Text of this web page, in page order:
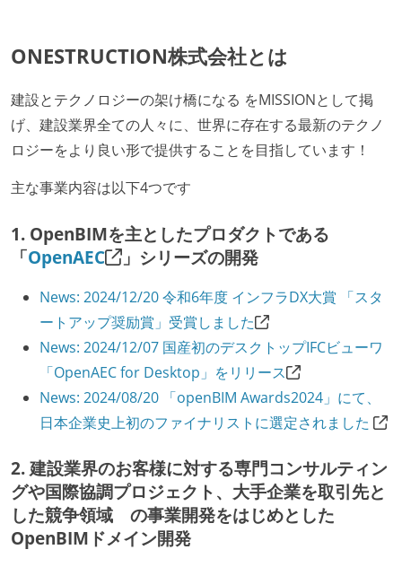
ONESTRUCTION株式会社とは
建設とテクノロジーの架け橋になる をMISSIONとして掲
げ、建設業界全ての人々に、世界に存在する最新のテクノ
ロジーをより良い形で提供することを目指しています！
主な事業内容は以下4つです
1. OpenBIMを主としたプロダクトである
「OpenAEC 」シリーズの開発
News: 2024/12/20 令和6年度 インフラDX大賞 「スタ
ートアップ奨励賞」受賞しました
News: 2024/12/07 国産初のデスクトップIFCビューワ
「OpenAEC for Desktop」をリリース
News: 2024/08/20 「openBIM Awards2024」にて、
日本企業史上初のファイナリストに選定されました
2. 建設業界のお客様に対する専門コンサルティン
グや国際協調プロジェクト、大手企業を取引先と
した競争領域 の事業開発をはじめとした
OpenBIMドメイン開発